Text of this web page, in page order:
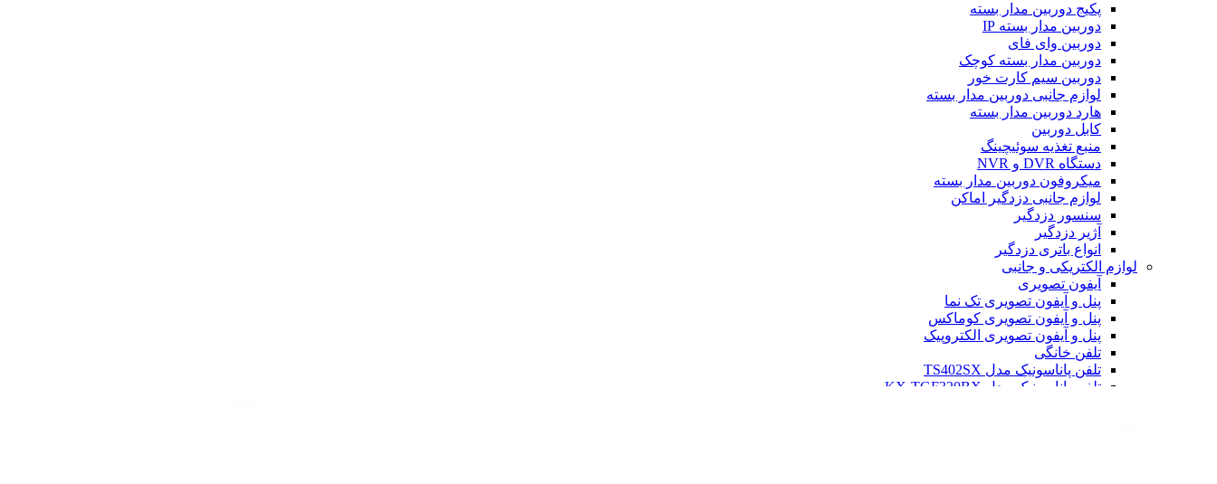
پکیج دوربین مدار بسته
دوربین مدار بسته IP
دوربین وای فای
دوربین مدار بسته کوچک
دوربین سیم کارت خور
لوازم جانبی دوربین مدار بسته
هارد دوربین مدار بسته
کابل دوربین
منبع تغذیه سوئیچینگ
دستگاه DVR و NVR
میکروفون دوربین مدار بسته
لوازم جانبی دزدگیر اماکن
سنسور دزدگیر
آژیر دزدگیر
انواع باتری دزدگیر
لوازم الکتریکی و جانبی
آیفون تصویری
پنل و آیفون تصویری تک نما
پنل و آیفون تصویری کوماکس
پنل و آیفون تصویری الکتروپیک
تلفن خانگی
تلفن پاناسونیک مدل TS402SX
تلفن پاناسونیک مدل KX-TGF320BX